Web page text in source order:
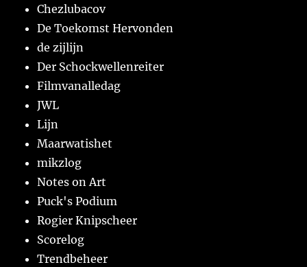
Chezlubacov
De Toekomst Hervonden
de zijlijn
Der Schockwellenreiter
Filmvanalledag
JWL
Lijn
Maarwatishet
mikzlog
Notes on Art
Puck's Podium
Rogier Knipscheer
Scorelog
Trendbeheer